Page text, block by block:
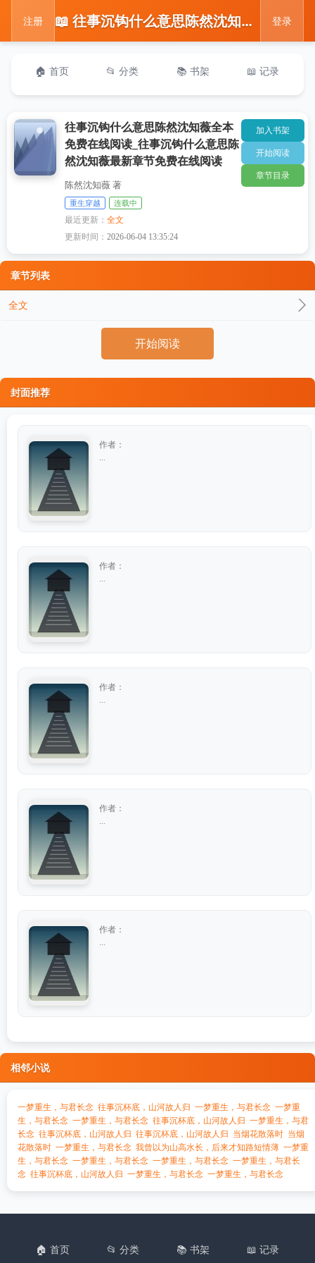
注册 📖 往事沉钩什么意思陈然沈知薇全本免费在线阅读_往事沉钩什么意思陈然沈知薇最新章节免费在线阅读 登录
🏠 首页 📂 分类 📚 书架 📖 记录
往事沉钩什么意思陈然沈知薇全本
免费在线阅读_往事沉钩什么意思陈
然沈知薇最新章节免费在线阅读
陈然沈知薇 著
重生穿越 连载中
最近更新：全文
更新时间：2026-06-04 13:35:24
加入书架
开始阅读
章节目录
章节列表
全文
开始阅读
封面推荐
作者：
作者：
作者：
作者：
作者：
相邻小说
一梦重生，与君长念 往事沉杯底，山河故人归 一梦重生，与君长念 一梦重
生，与君长念 一梦重生，与君长念 往事沉杯底，山河故人归 一梦重生，与君
长念 往事沉杯底，山河故人归 往事沉杯底，山河故人归 当烟花散落时 当烟
花散落时 一梦重生，与君长念 我曾以为山高水长，后来才知路短情薄 一梦重
生，与君长念 一梦重生，与君长念 一梦重生，与君长念 一梦重生，与君长
念 往事沉杯底，山河故人归 一梦重生，与君长念 一梦重生，与君长念
🏠 首页 📂 分类 📚 书架 📖 记录